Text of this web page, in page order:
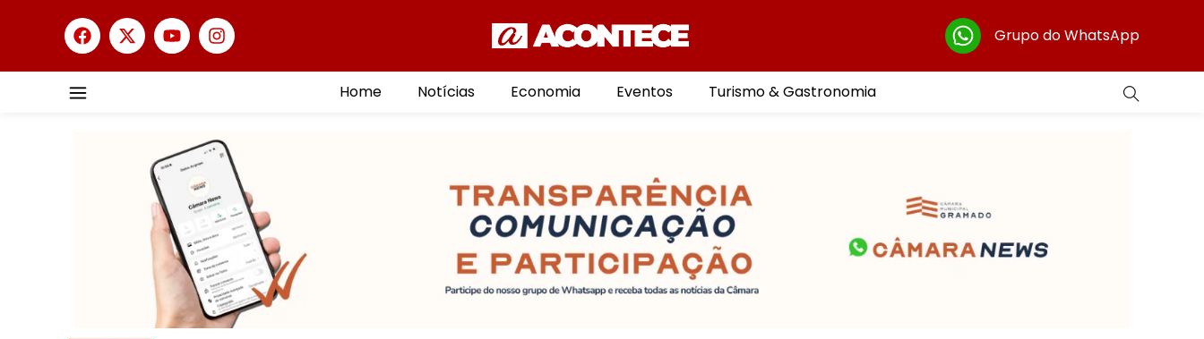
Grupo do WhatsApp
Home Notícias Economia Eventos Turismo & Gastronomia